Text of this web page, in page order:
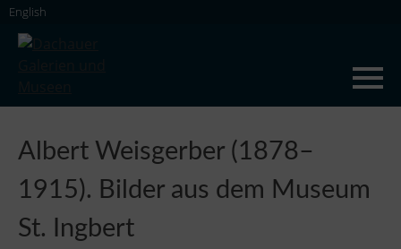
Skip
content
English
Albert Weisgerber (1878–
1915). Bilder aus dem Museum
St. Ingbert